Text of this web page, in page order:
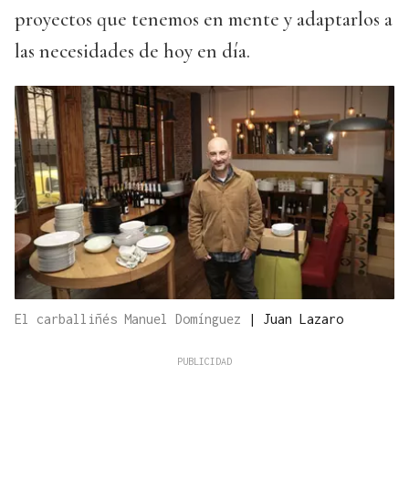
proyectos que tenemos en mente y adaptarlos a
las necesidades de hoy en día.
El carballiñés Manuel Domínguez | Juan Lazaro